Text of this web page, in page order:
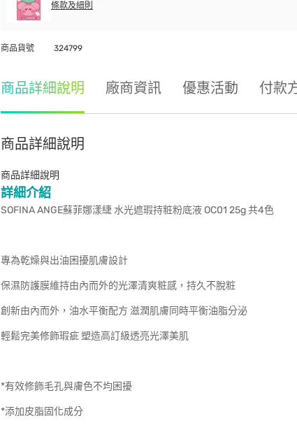
條款及細則
商品貨號 324799
商品詳細說明 廠商資訊 優惠活動 付款
商品詳細說明
商品詳細說明
詳細介紹
SOFINA ANGE蘇菲娜漾緁 水光遮瑕持粧粉底液 OC01 25g 共4色
專為乾燥與出油困擾肌膚設計
保濕防護膜維持由內而外的光澤清爽粧感，持久不脫粧
創新由內而外，油水平衡配方 滋潤肌膚同時平衡油脂分泌
輕鬆完美修飾瑕疵 塑造高訂級透亮光澤美肌
*有效修飾毛孔與膚色不均困擾
*添加皮脂固化成分